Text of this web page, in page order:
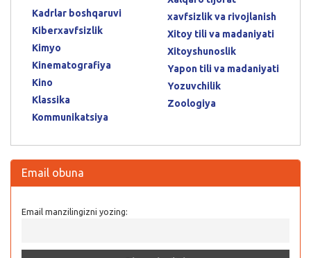
Kadrlar boshqaruvi
Kiberxavfsizlik
Kimyo
Kinematografiya
Kino
Klassika
Kommunikatsiya
xavfsizlik va rivojlanish
Xitoy tili va madaniyati
Xitoyshunoslik
Yapon tili va madaniyati
Yozuvchilik
Zoologiya
Email obuna
Email manzilingizni yozing: